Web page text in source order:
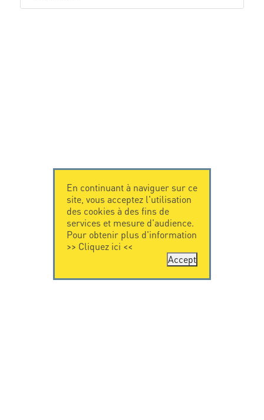
En continuant à naviguer sur ce
site, vous acceptez l'utilisation
des cookies à des fins de
services et mesure d'audience.
Pour obtenir plus d'information
>> Cliquez ici <<
Accept